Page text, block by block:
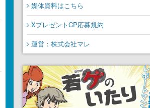
媒体資料はこちら
XプレゼントCP応募規約
運営：株式会社マレ